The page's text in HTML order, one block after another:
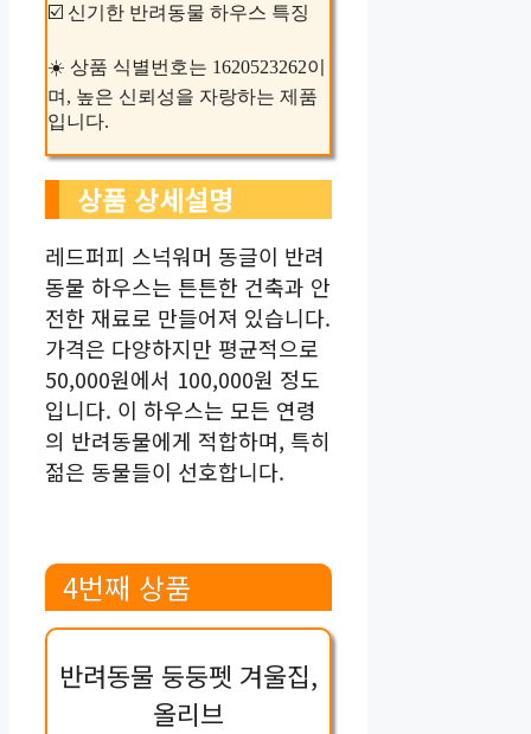
☑️ 신기한 반려동물 하우스 특징
☀️ 상품 식별번호는 1620523262이
며, 높은 신뢰성을 자랑하는 제품
입니다.
상품 상세설명
레드퍼피 스넉워머 동글이 반려
동물 하우스는 튼튼한 건축과 안
전한 재료로 만들어져 있습니다.
가격은 다양하지만 평균적으로
50,000원에서 100,000원 정도
입니다. 이 하우스는 모든 연령
의 반려동물에게 적합하며, 특히
젊은 동물들이 선호합니다.
4번째 상품
반려동물 둥둥펫 겨울집,
올리브